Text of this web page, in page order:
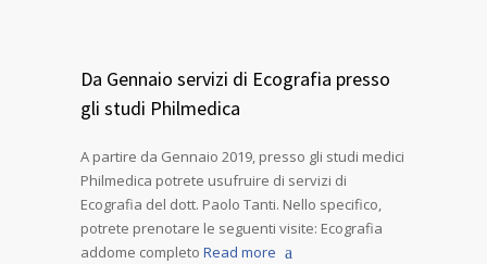
Da Gennaio servizi di Ecografia presso
gli studi Philmedica
A partire da Gennaio 2019, presso gli studi medici
Philmedica potrete usufruire di servizi di
Ecografia del dott. Paolo Tanti. Nello specifico,
potrete prenotare le seguenti visite: Ecografia
addome completo Read more